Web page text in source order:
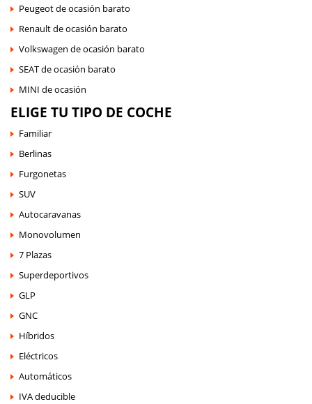
Peugeot de ocasión barato
Renault de ocasión barato
Volkswagen de ocasión barato
SEAT de ocasión barato
MINI de ocasión
ELIGE TU TIPO DE COCHE
Familiar
Berlinas
Furgonetas
SUV
Autocaravanas
Monovolumen
7 Plazas
Superdeportivos
GLP
GNC
Híbridos
Eléctricos
Automáticos
IVA deducible